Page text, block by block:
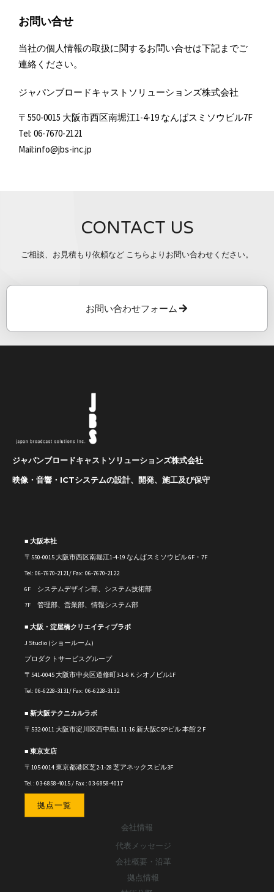
お問い合せ
当社の個人情報の取扱に関するお問い合せは下記までご
連絡ください。
ジャパンブロードキャストソリューションズ株式会社
〒550-0015 大阪市西区南堀江1-4-19 なんばスミソウビル7F
Tel: 06-7670-2121
Mail:info@jbs-inc.jp
CONTACT US
ご相談、お見積もり依頼など こちらよりお問い合わせください。
お問い合わせフォーム
ジャパンブロードキャストソリューションズ株式会社
映像・音響・ICTシステムの設計、開発、施工及び保守
■ 大阪本社
〒550-0015 大阪市西区南堀江1-4-19 なんばスミソウビル 6F・7F
Tel: 06-7670-2121/ Fax: 06-7670-2122
6F システムデザイン部、システム技術部
7F 管理部、営業部、情報システム部
■ 大阪・淀屋橋クリエイティブラボ
J Studio (ショールーム)
プロダクトサービスグループ
〒541-0045 大阪市中央区道修町3-1-6 K.シオノビル1F
Tel: 06-6228-3131/ Fax: 06-6228-3132
■ 新大阪テクニカルラボ
〒 532-0011大阪市淀川区西中島1-11-16 新大阪CSPビル 本館２F
■ 東京支店
〒105-0014 東京都港区芝2-1-28 芝アネックスビル3F
Tel : 03-6858-4015 / Fax : 03-6858-4017
拠点一覧
会社情報
代表メッセージ
会社概要・沿革
拠点情報